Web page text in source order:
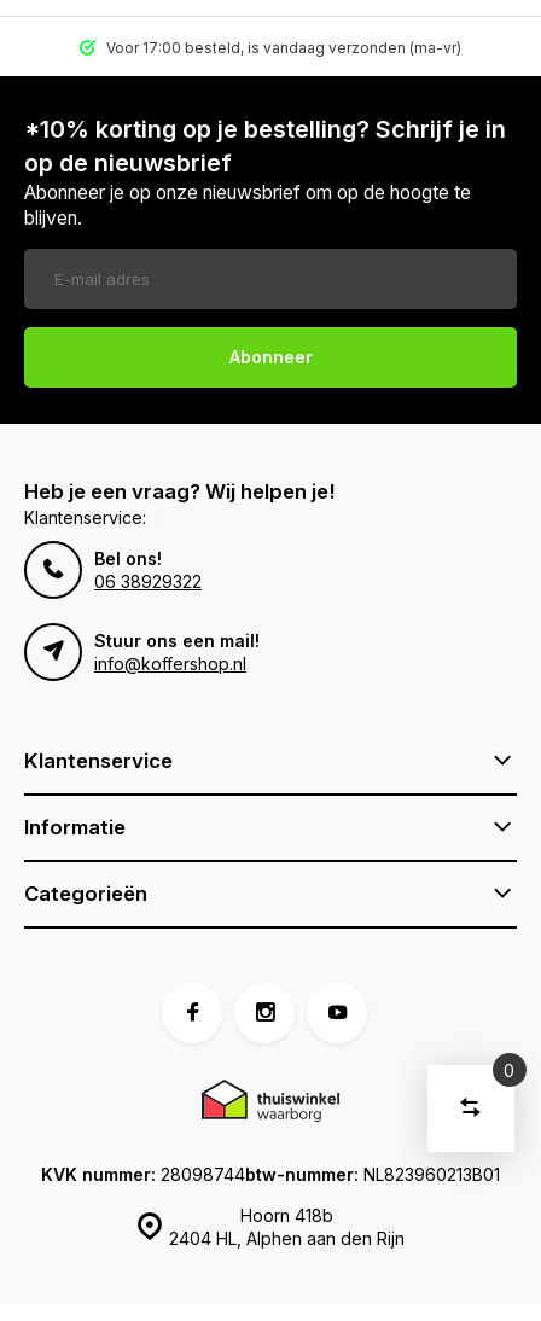
Voor 17:00 besteld, is vandaag verzonden (ma-vr)
*10% korting op je bestelling? Schrijf je in
op de nieuwsbrief
Abonneer je op onze nieuwsbrief om op de hoogte te
blijven.
Abonneer
Heb je een vraag? Wij helpen je!
Klantenservice:
Bel ons!
06 38929322
Stuur ons een mail!
info@koffershop.nl
Klantenservice
Informatie
Categorieën
Hoorn 418b
2404 HL, Alphen aan den Rijn
KVK nummer: 28098744btw-nummer: NL823960213B01
0
Vergelijk
Verwijder
alle
U
heeft
Start